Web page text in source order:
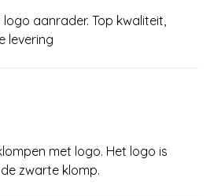
aanrader. Top kwaliteit,
levering
met logo. Het logo is
zwarte klomp.